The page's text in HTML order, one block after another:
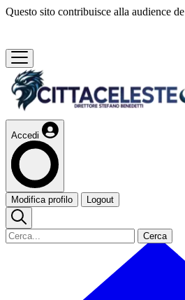
Questo sito contribuisce alla audience de
Accedi
Modifica profilo Logout
Cerca